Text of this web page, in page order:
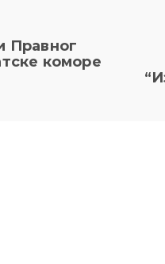
Правног
коморе